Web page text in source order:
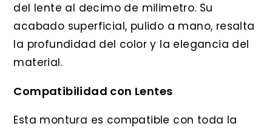
del lente al decimo de milimetro. Su
acabado superficial, pulido a mano, resalta
la profundidad del color y la elegancia del
material.
Compatibilidad con Lentes
Esta montura es compatible con toda la